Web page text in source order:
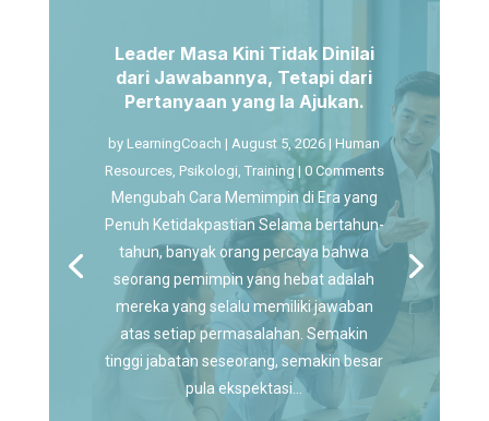
Leader Masa Kini Tidak Dinilai
dari Jawabannya, Tetapi dari
Pertanyaan yang Ia Ajukan.
by LearningCoach |August 5, 2026 | Human
Resources, Psikologi, Training| 0 Comments
Mengubah Cara Memimpin di Era yang
Penuh Ketidakpastian Selama bertahun-
tahun, banyak orang percaya bahwa
seorang pemimpin yang hebat adalah
mereka yang selalu memiliki jawaban
atas setiap permasalahan. Semakin
tinggi jabatan seseorang, semakin besar
pula ekspektasi...